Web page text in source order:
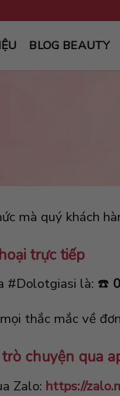
BLOG BEAUTY
mà quý khách
trực tiếp
#Dolotgiasi là: ☎️
thắc mắc về
chuyện qua
Zalo: https://